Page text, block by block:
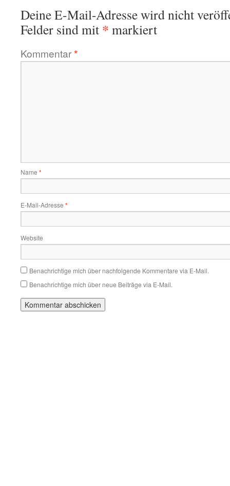
Deine E-Mail-Adresse wird nicht
Felder sind mit * markiert
Kommentar*
Name *
E-Mail-Adresse *
Website
Benachrichtige mich über nachfolgende Kommentare via E-Mail.
Benachrichtige mich über neue Beiträge via E-Mail.